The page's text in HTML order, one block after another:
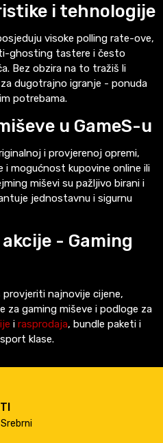
i tehnologije
visoke polling rate-ove,
ghosting tastere i često
Bez obzira na to tražiš li
dugotrajno igranje - ponuda
potrebama.
u GameS-u
i provjerenoj opremi,
i mogućnost kupovine online ili
miševi su pažljivo birani i
jednostavnu i sigurnu
- Gaming
provjeriti najnovije cijene,
za gaming miševe i podloge za
i rasprodaja, bundle paketi i
klase.